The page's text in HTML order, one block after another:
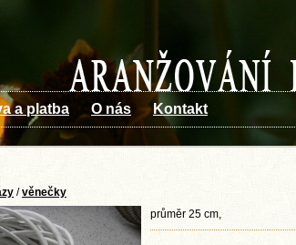
a platba O nás Kontakt
/věnečky
průměr 25 cm,